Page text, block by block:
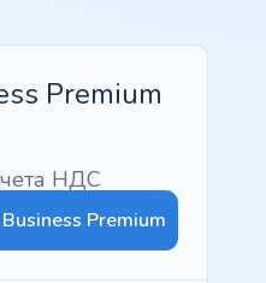
Premium
НДС
Premium